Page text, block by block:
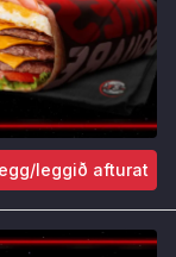
leggið afturat